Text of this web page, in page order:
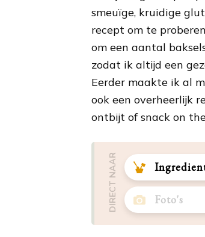
smeuïge, kruidige
recept om te
om een aantal
zodat ik altijd een
Eerder maakte ik al
ook een overheerlijk
ontbijt of snack on
DIRECT NAAR Foto's